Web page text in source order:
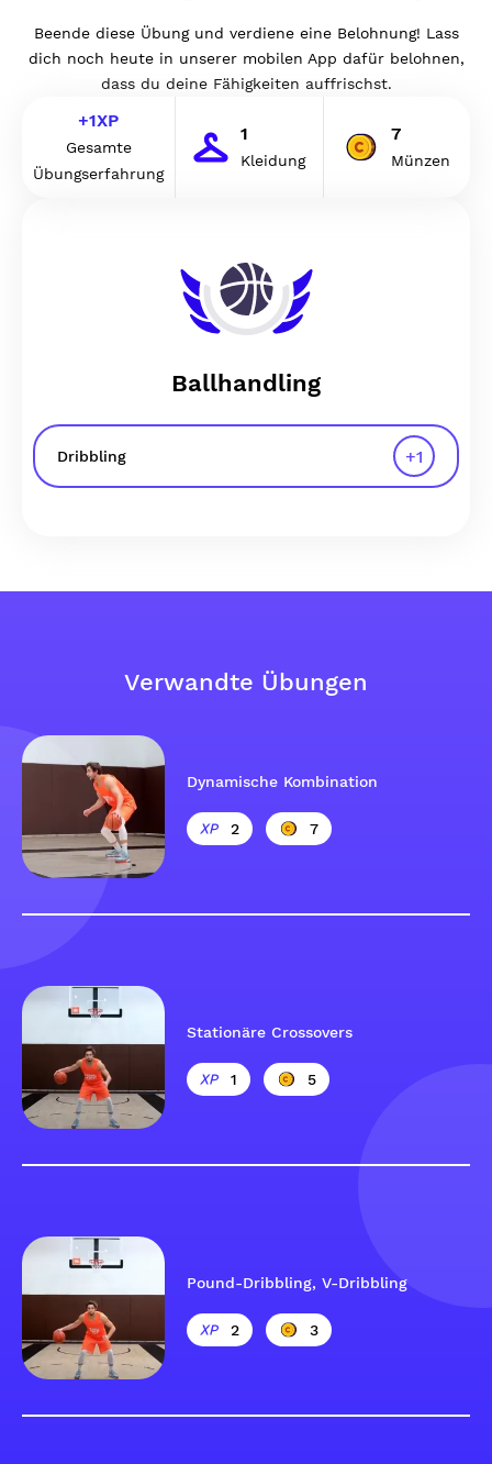
Beende diese Übung und verdiene eine Belohnung! Lass
dich noch heute in unserer mobilen App dafür belohnen,
dass du deine Fähigkeiten auffrischst.
+1XP
Gesamte
Übungserfahrung
1
Kleidung
7
Münzen
Ballhandling
Dribbling +1
Verwandte Übungen
Dynamische Kombination
2 7
Stationäre Crossovers
1 5
Pound-Dribbling, V-Dribbling
2 3